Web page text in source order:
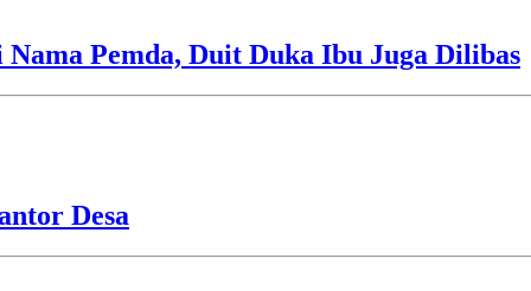
Pemda, Duit Duka Ibu Juga Dilibas
Desa